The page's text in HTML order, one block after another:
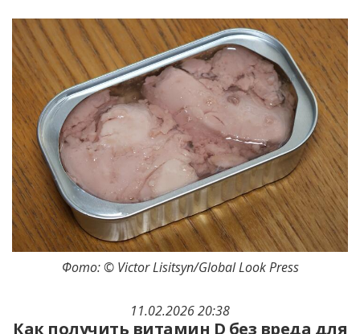
11.02.2026 20:38
Как получить витамин D без вреда для
Фото: © Victor Lisitsyn/Global Look Press